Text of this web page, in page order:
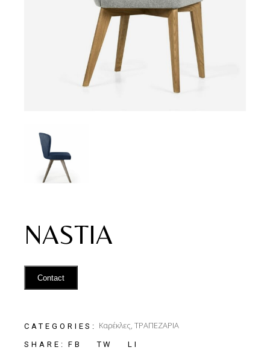
NASTIA
Contact
CATEGORIES: Καρέκλες,ΤΡΑΠΕΖΑΡΙΑ
SHARE: FB TW LI